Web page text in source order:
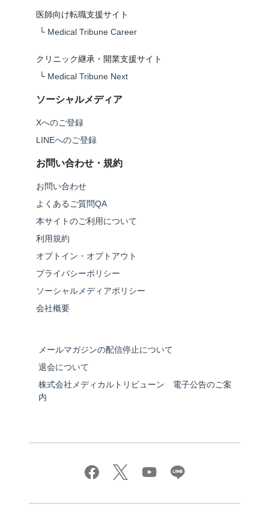
医師向け転職支援サイト
└ Medical Tribune Career
クリニック継承・開業支援サイト
└ Medical Tribune Next
ソーシャルメディア
Xへのご登録
LINEへのご登録
お問い合わせ・規約
お問い合わせ
よくあるご質問QA
本サイトのご利用について
利用規約
オプトイン・オプトアウト
プライバシーポリシー
ソーシャルメディアポリシー
会社概要
メールマガジンの配信停止について
退会について
株式会社メディカルトリビューン 電子公告のご案
内